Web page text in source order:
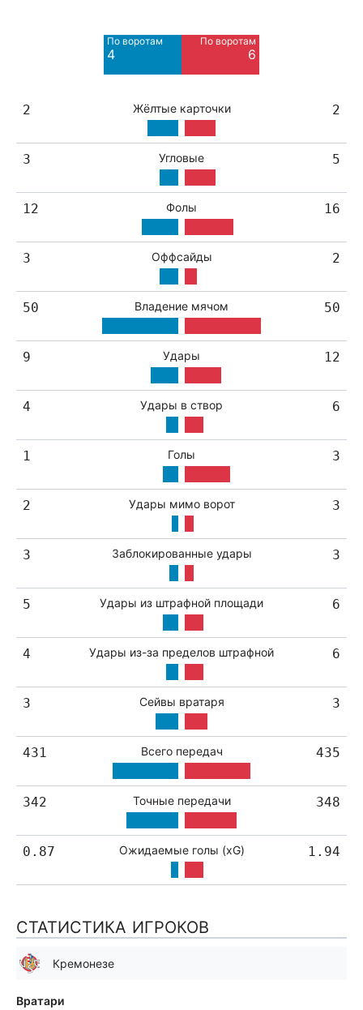
По воротам
4
По воротам
6
2 Жёлтые карточки 2
3 Угловые 5
12 Фолы 16
3 Оффсайды 2
50 Владение мячом 50
9 Удары 12
4 Удары в створ 6
1 Голы 3
2 Удары мимо ворот 3
3 Заблокированные удары 3
5 Удары из штрафной площади 6
4 Удары из-за пределов штрафной 6
3 Сейвы вратаря 3
431 Всего передач 435
342 Точные передачи 348
0.87 Ожидаемые голы (xG) 1.94
СТАТИСТИКА ИГРОКОВ
Кремонезе
Вратари